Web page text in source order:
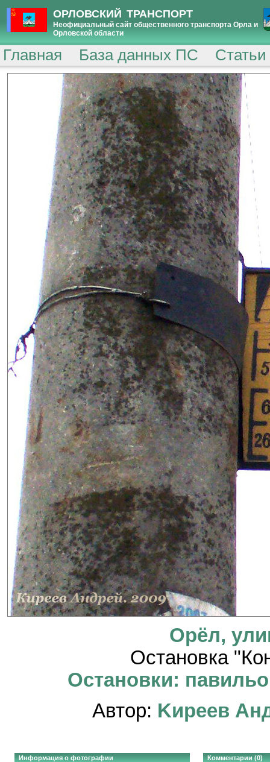
ОРЛОВСКИЙ ТРАНСПОРТ
Неофициальный сайт общественного транспорта Орла и
Орловской области
Главная База данных ПС
Орёл,
Остановка
Остановки:
Автор: Kиpeeв
Информация о фотографии Комментарии (0)